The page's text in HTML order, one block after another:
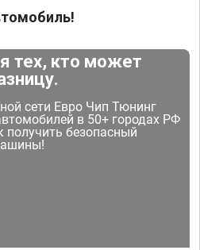
тех, кто может
сети Евро Чип Тюнинг
в 50+ городах РФ
безопасный